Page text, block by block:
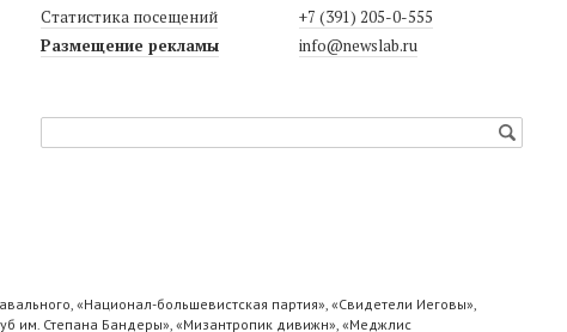
Статистика посещений
Размещение рекламы
+7 (391) 205-0-555
info@newslab.ru
«Национал-большевистская партия», «Свидетели Иеговы»,
им. Степана Бандеры», «Мизантропик дивижн», «Меджлис